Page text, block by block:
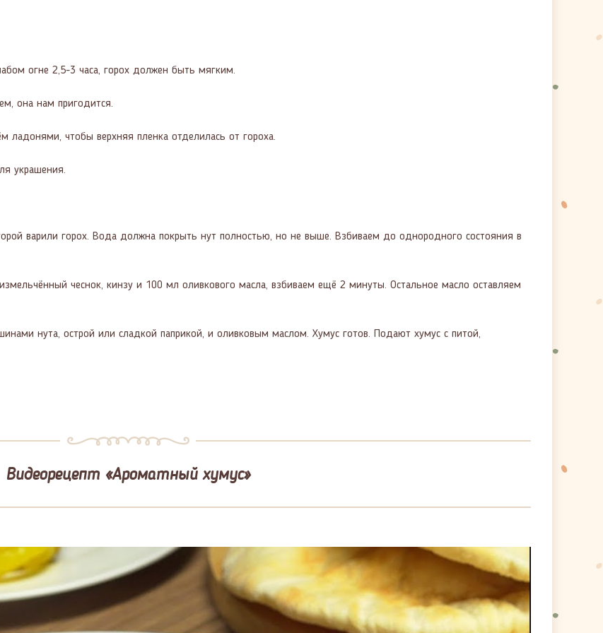
огне 2,5-3 часа, горох должен быть мягким.
она нам пригодится.
чтобы верхняя пленка отделилась от гороха.
украшения.
варили горох. Вода должна покрыть нут полностью, но не выше. Взбиваем до однородного состояния в
чеснок, кинзу и 100 мл оливкового масла, взбиваем ещё 2 минуты. Остальное масло оставляем
нута, острой или сладкой паприкой, и оливковым маслом. Хумус готов. Подают хумус с питой,
Видеорецепт «Ароматный хумус»